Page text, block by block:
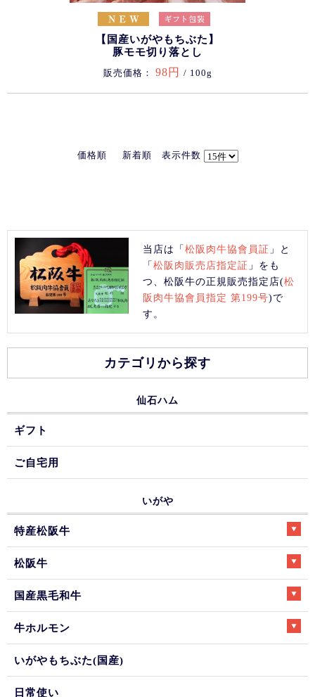
【国産いがやもちぶた】
豚モモ切り落とし
販売価格： 98円 / 100g
価格順 新着順 表示件数
当店は「松阪肉牛協會員証 」と
「松阪肉販売店指定証 」をも
つ、松阪牛の正規販売指定店(松
阪肉牛協會員指定 第199号)で
す。
カテゴリから探す
仙石ハム
ギフト
ご自宅用
いがや
特産松阪牛
松阪牛
国産黒毛和牛
牛ホルモン
いがやもちぶた(国産)
日常使い